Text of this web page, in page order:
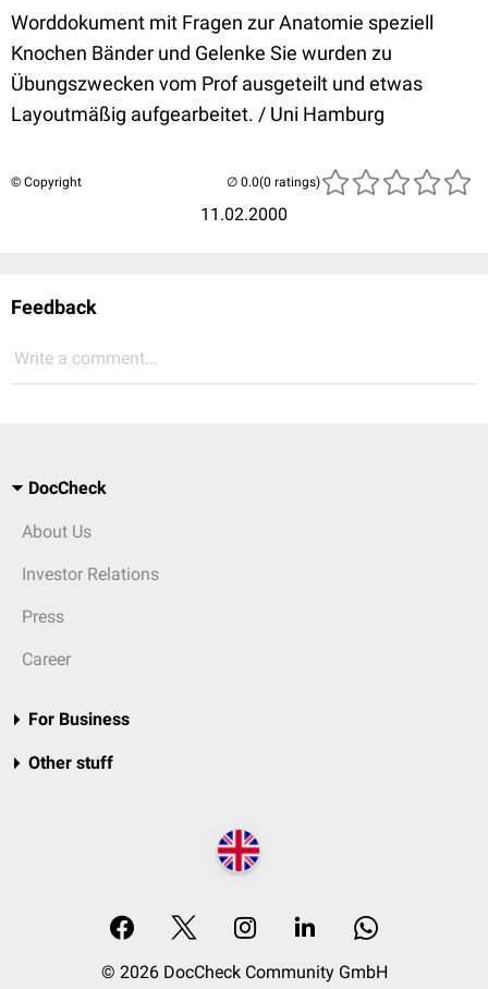
Worddokument mit Fragen zur Anatomie speziell
Knochen Bänder und Gelenke Sie wurden zu
Übungszwecken vom Prof ausgeteilt und etwas
Layoutmäßig aufgearbeitet. / Uni Hamburg
© Copyright
11.02.2000
(0 ratings)
Feedback
Write a comment...
DocCheck
About Us
Investor Relations
Press
Career
For Business
Other stuff
© 2026 DocCheck Community GmbH